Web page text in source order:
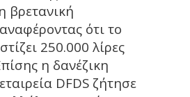
βρετανική
ότι το
250.000 λίρες
η δανέζικη
DFDS ζήτησε